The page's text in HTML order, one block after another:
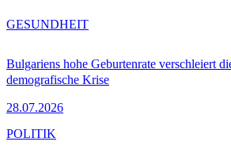
Bulgariens hohe Geburtenrate verschleiert
demografische Krise
28.07.2026
GESUNDHEIT
POLITIK